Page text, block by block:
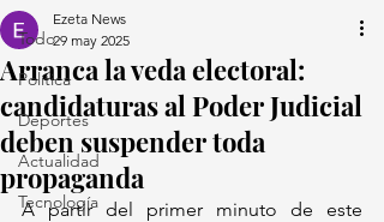
Todo
Política
Deportes
Actualidad
Tecnología
Arranca la veda electoral:
candidaturas al Poder Judicial
deben suspender toda
propaganda
Ezeta News
29 may 2025
A partir del primer minuto de este